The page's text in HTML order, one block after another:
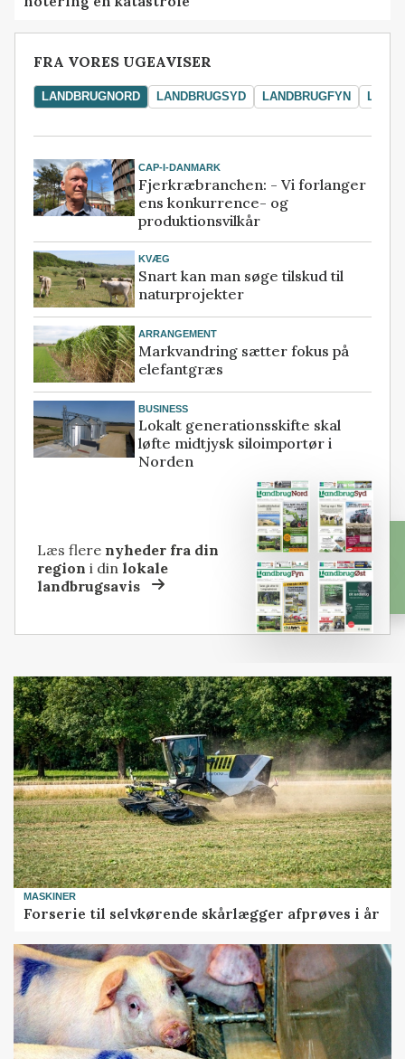
FRA VORES UGEAVISER
LANDBRUGNORD LANDBRUGSYD LANDBRUGFYN
CAP-I-DANMARK
Fjerkræbranchen: - Vi forlanger
ens konkurrence- og
produktionsvilkår
KVÆG
Snart kan man søge tilskud til
naturprojekter
ARRANGEMENT
Markvandring sætter fokus på
elefantgræs
BUSINESS
Lokalt generationsskifte skal
løfte midtjysk siloimportør i
Norden
Læs flere nyheder fra din
region i dinlokale
landbrugsavis
MASKINER
Forserie til selvkørende skårlægger afprøves i år